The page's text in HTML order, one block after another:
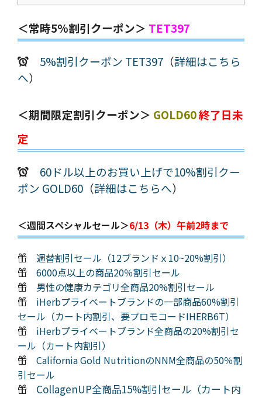
＜常時5%割引クーポン＞ TET397
5%割引クーポン TET397 （詳細はこちら
へ）
＜期間限定割引クーポン＞ GOLD60終了日未
定
60ドル以上のお買い上げで10%割引クー
ポン GOLD60 （詳細はこちらへ）
＜週間スペシャルセール＞6/13（木）午前2時まで
週替割引セール（12ブランドｘ10~20%割引）
6000点以上の商品20％割引セール
男性の健康カテゴリ全商品20%割引セール
iHerbプライベートブランドの一部商品60%割引
セール（カート内割引、要プロモコードIHERB6T）
iHerbプライベートブランド全商品の20%割引セ
ール（カート内割引）
California Gold NutritionのNNM全商品の50％割
引セール
CollagenUP全商品15%割引セール（カート内